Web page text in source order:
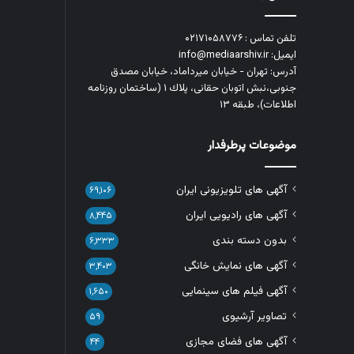
تلفن تماس : ۰۲۱۷۱۰۵۸۷۷۶
ایمیل: info@mediaarshiv.ir
آدرس: تهران - خیابان میرداماد، خیابان مصدق
جنوبی،نبش اتوبان حقانی، پلاك ١ (ساختمان روزنامه
اطلاعات)، طبقه ۱۳
موضوعات پرطرفدار
آگهی های تلویزیونی ایران ۶۹,۱۰۶
آگهی های رادیویی ایران ۸,۴۴۵
بدون دسته بندی ۶,۳۳۳
آگهی های نمایش خانگی ۳,۴۰۳
آگهی فیلم های سینمایی ۱,۶۵۰
تصاویر آرشیوی ۵۹
آگهی های فضای مجازی ۴۴